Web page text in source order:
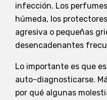
infección. Los
húmeda, los
agresiva o pequeñas
desencadenantes
Lo importante es que
auto-diagnosticarse.
por qué algunas